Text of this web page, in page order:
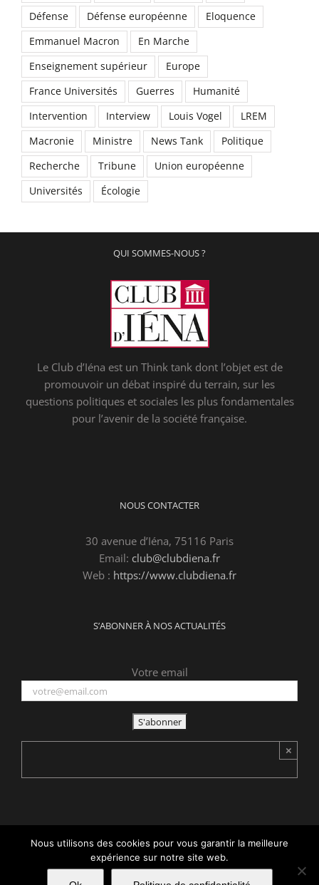
Défense
Défense européenne
Eloquence
Emmanuel Macron
En Marche
Enseignement supérieur
Europe
France Universités
Guerres
Humanité
Intervention
Interview Louis Vogel
LREM
Macronie
Ministre News Tank
Politique
Recherche
Tribune
Union européenne
Universités
Écologie
QUI SOMMES-NOUS ?
Le Club d’Iéna est un Think tank dont l’objet est de
promouvoir un débat inspiré du terrain, sur les
questions politiques et sociales les plus fondamentales
pour l’avenir de la société française.
NOUS CONTACTER
30 avenue d’Iéna, 75116 Paris
Email: club@clubdiena.fr
Web : https://www.clubdiena.fr
S’ABONNER À NOS ACTUALITÉS
Votre email
×
Copyright 2015 - 2026 Club d'Iéna | Tous droits réservés | Réalisé
paracteris |Mentions légales
Nous utilisons des cookies pour vous garantir la meilleure
expérience sur notre site web.